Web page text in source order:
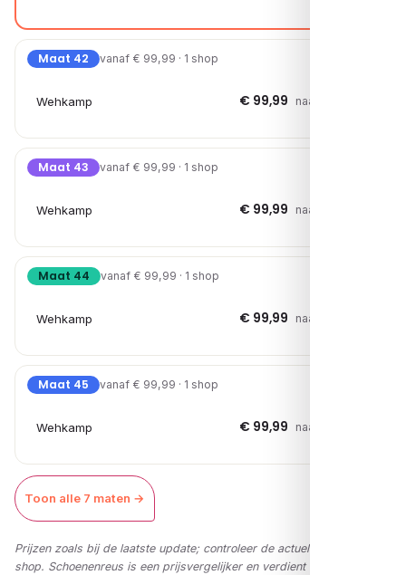
Maat 42 vanaf € 99,99 · 1 shop
Wehkamp € 99,99 naar shop →
Maat 43 vanaf € 99,99 · 1 shop
Wehkamp € 99,99 naar shop →
Maat 44 vanaf € 99,99 · 1 shop
Wehkamp € 99,99 naar shop →
Maat 45 vanaf € 99,99 · 1 shop
Wehkamp € 99,99 naar shop →
Toon alle 7 maten →
Prijzen zoals bij de laatste update; controleer de actuele prijs in de
shop. Schoenenreus is een prijsvergelijker en verdient via affiliate-